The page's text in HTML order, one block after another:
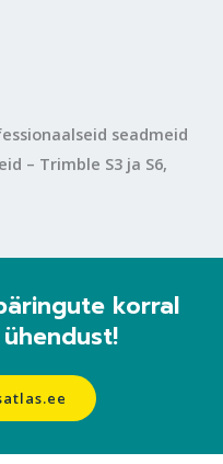
seadmeid
– Trimble S3 ja S6,
korral